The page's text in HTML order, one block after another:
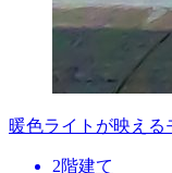
暖色ライトが映える
2階建て